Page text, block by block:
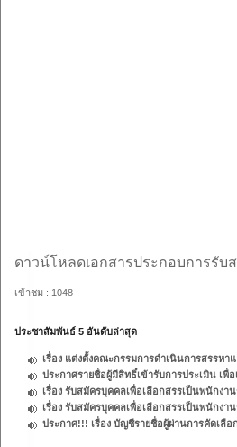
ดาวน์โหลดเอกสารประกอบการรับ
เข้าชม : 1048
ประชาสัมพันธ์ 5 อันดับล่าสุด
เรื่อง แต่งตั้งคณะกรรมการดำเนินการสรรห
ประกาศรายชื่อผู้มีสิทธิ์เข้ารับการประเมิน เ
เรื่อง รับสมัครบุคคลเพื่อเลือกสรรเป็นพนักง
เรื่อง รับสมัครบุคคลเพื่อเลือกสรรเป็นพนักง
ประกาศ!!! เรื่อง บัญชีรายชื่อผู้ผ่านการคัดเลื